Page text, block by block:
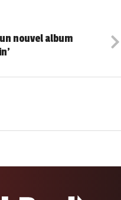
nouvel album